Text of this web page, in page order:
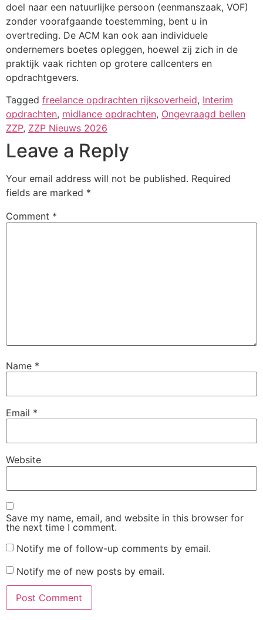
doel naar een natuurlijke persoon (eenmanszaak, VOF)
zonder voorafgaande toestemming, bent u in
overtreding. De ACM kan ook aan individuele
ondernemers boetes opleggen, hoewel zij zich in de
praktijk vaak richten op grotere callcenters en
opdrachtgevers.
Tagged freelance opdrachten rijksoverheid, Interim
opdrachten, midlance opdrachten, Ongevraagd bellen
ZZP, ZZP Nieuws 2026
Leave a Reply
Your email address will not be published. Required
fields are marked *
Comment *
Name *
Email *
Website
Save my name, email, and website in this browser for
the next time I comment.
Notify me of follow-up comments by email.
Notify me of new posts by email.